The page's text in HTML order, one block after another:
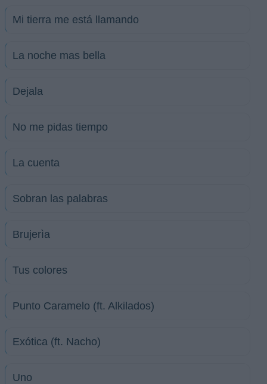
Mi tierra me está llamando
La noche mas bella
Dejala
No me pidas tiempo
La cuenta
Sobran las palabras
Brujerìa
Tus colores
Punto Caramelo (ft. Alkilados)
Exótica (ft. Nacho)
Uno